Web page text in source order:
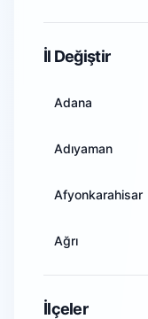
İl Değiştir
Adana
Adıyaman
Afyonkarahisar
Ağrı
İlçeler